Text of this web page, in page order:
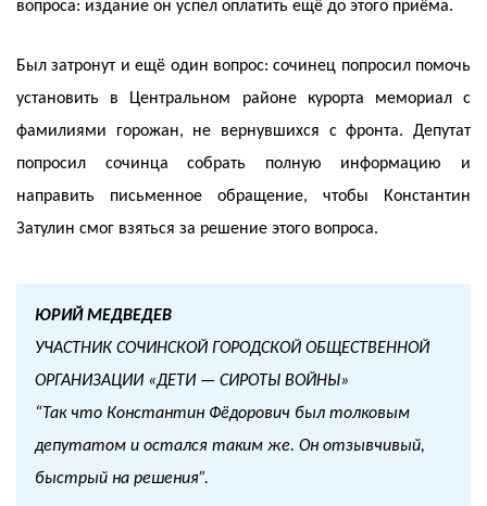
вопроса: издание он успел оплатить ещё до этого приёма.
Был затронут и ещё один вопрос: сочинец попросил помочь
установить в Центральном районе курорта мемориал с
фамилиями горожан, не вернувшихся с фронта. Депутат
попросил сочинца собрать полную информацию и
направить письменное обращение, чтобы Константин
Затулин смог взяться за решение этого вопроса.
ЮРИЙ МЕДВЕДЕВ
УЧАСТНИК СОЧИНСКОЙ ГОРОДСКОЙ ОБЩЕСТВЕННОЙ
ОРГАНИЗАЦИИ «ДЕТИ — СИРОТЫ ВОЙНЫ»
“Так что Константин Фёдорович был толковым
депутатом и остался таким же. Он отзывчивый,
быстрый на решения”.